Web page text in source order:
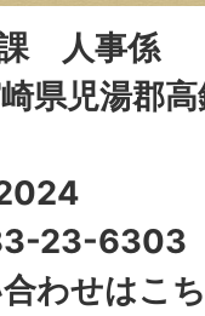
人事係
児湯郡高
23-6303
わせはこ